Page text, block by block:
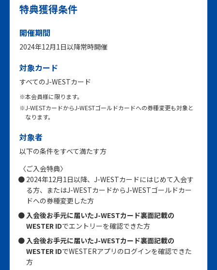
特典獲得条件
開催期間
2024年12月1日以降常時開催
対象カード
すべてのJ-WESTカード
※本会員様に限ります。
※J-WESTカードからJ-WESTゴールドカードへの券種変更も対象と
なります。
対象者
以下の条件をすべて満たす方
〈ご入会特典〉
2024年12月1日以降、J-WESTカードにはじめて入会す
る方、またはJ-WESTカードからJ-WESTゴールドカー
ドへの券種変更した方
入会後お手元に届いたJ-WESTカード裏面記載の
WESTER IDでエントリーを確認できた方
入会後お手元に届いたJ-WESTカード裏面記載の
WESTER IDでWESTERアプリのログインを確認できた
方